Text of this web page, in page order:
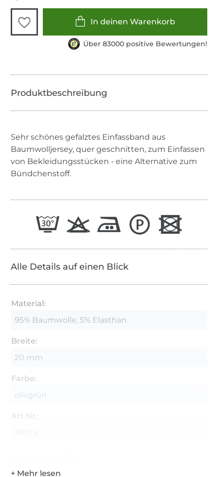
In deinen Warenkorb
Über 83000 positive Bewertungen!
Sehr schönes gefalztes Einfassband aus
Baumwolljersey, quer geschnitten, zum Einfassen
von Bekleidungsstücken - eine Alternative zum
Bündchenstoff.
Alle Details auf einen Blick
Material:
95% Baumwolle, 5% Elasthan
Breite:
20 mm
Farbe:
olivgrün
Art.Nr.: